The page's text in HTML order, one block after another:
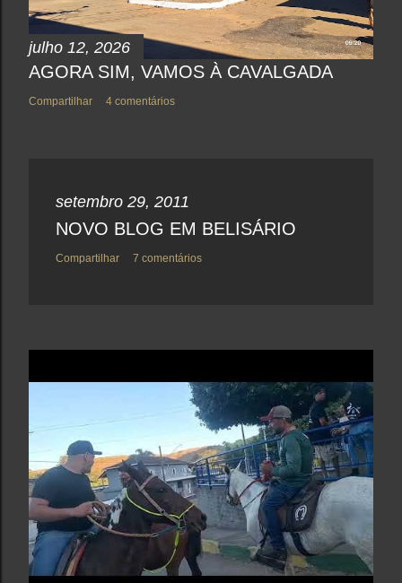
o
julho 12, 2026
AGORA SIM, VAMOS À CAVALGADA
Compartilhar 4 comentários
setembro 29, 2011
NOVO BLOG EM BELISÁRIO
Compartilhar 7 comentários